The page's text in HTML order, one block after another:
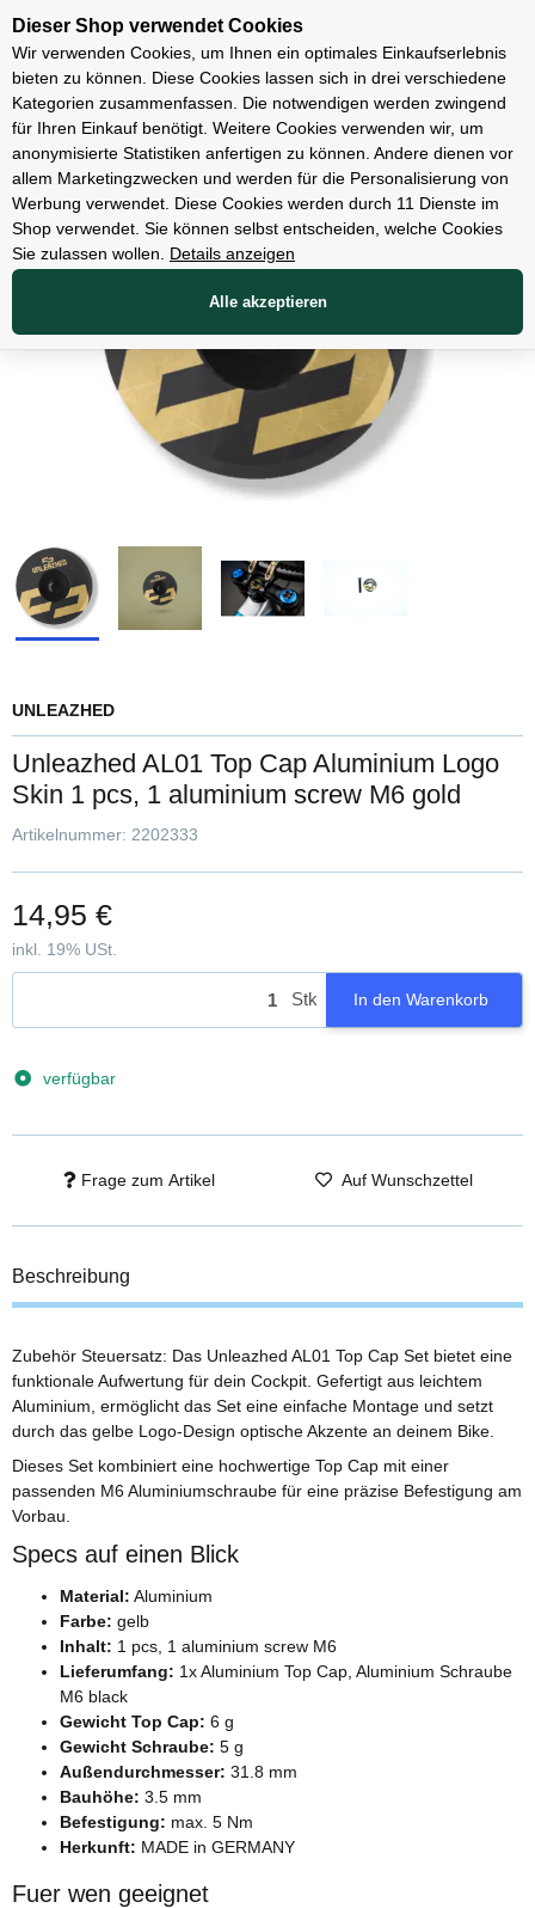
Unsere Filialen
Teile
UNLEAZHED
Unleazhed AL01 Top Cap Aluminium Logo
Skin 1 pcs, 1 aluminium screw M6 gold
Artikelnummer: 2202333
14,95 €
inkl. 19% USt.
Stk In den Warenkorb
verfügbar
Frage zum Artikel Auf Wunschzettel
Beschreibung
Zubehör Steuersatz: Das Unleazhed AL01 Top Cap Set bietet eine
funktionale Aufwertung für dein Cockpit. Gefertigt aus leichtem
Aluminium, ermöglicht das Set eine einfache Montage und setzt
durch das gelbe Logo-Design optische Akzente an deinem Bike.
Dieses Set kombiniert eine hochwertige Top Cap mit einer
passenden M6 Aluminiumschraube für eine präzise Befestigung am
Vorbau.
Specs auf einen Blick
Material: Aluminium
Farbe: gelb
Inhalt: 1 pcs, 1 aluminium screw M6
Lieferumfang: 1x Aluminium Top Cap, Aluminium Schraube
M6 black
Gewicht Top Cap: 6 g
Gewicht Schraube: 5 g
Außendurchmesser: 31.8 mm
Bauhöhe: 3.5 mm
Befestigung: max. 5 Nm
Herkunft: MADE in GERMANY
Fuer wen geeignet
Dieser Shop verwendet Cookies
Wir verwenden Cookies, um Ihnen ein optimales Einkaufserlebnis
bieten zu können. Diese Cookies lassen sich in drei verschiedene
Kategorien zusammenfassen. Die notwendigen werden zwingend
für Ihren Einkauf benötigt. Weitere Cookies verwenden wir, um
anonymisierte Statistiken anfertigen zu können. Andere dienen vor
allem Marketingzwecken und werden für die Personalisierung von
Werbung verwendet. Diese Cookies werden durch 11 Dienste im
Shop verwendet. Sie können selbst entscheiden, welche Cookies
Sie zulassen wollen.
Details anzeigen
Alle akzeptieren